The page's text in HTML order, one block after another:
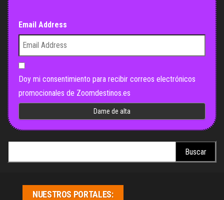
Email Address
Doy mi consentimiento para recibir correos electrónicos
promocionales de Zoomdestinos.es
NUESTROS PORTALES: